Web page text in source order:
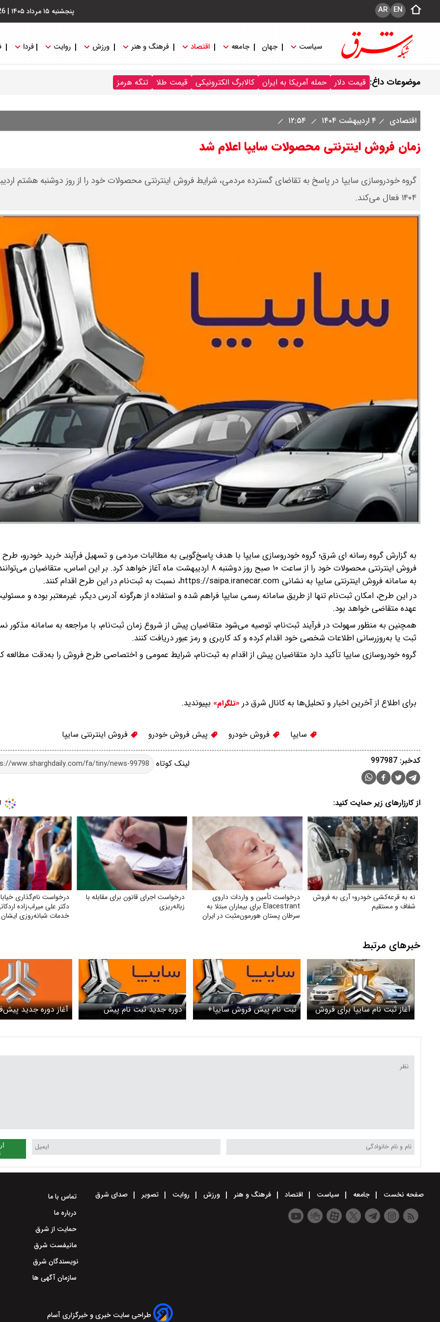
پنجشنبه ۱۵ مرداد ۱۴۰۵ | EN
AR
سیاست جهان جامعه اقتصاد فرهنگ و هنر ورزش روایت فردا
موضوعات داغ: قیمت دلار حمله آمریکا به ایران کالابرگ الکترونیکی قیمت طلا تنگه هرمز
اقتصادی ۴ اردیبهشت ۱۴۰۴
زمان فروش اینترنتی محصولات سایپا اعلام شد
گروه خودروسازی سایپا در پاسخ به تقاضای گسترده مردمی، شرایط فروش اینترنتی محصولات خود را از روز دوشنبه هشتم
۱۴۰۴ فعال می‌کند.
به گزارش گروه رسانه ای شرق؛ گروه خودروسازی سایپا با هدف پاسخ‌گویی به مطالبات مردمی و تسهیل فرآیند خرید خودرو،
فروش اینترنتی محصولات خود را از ساعت ۱۰ صبح روز دوشنبه ۸ اردیبهشت ماه آغاز خواهد کرد.
بر این اساس، متقاضیان
به سامانه فروش اینترنتی سایپا به نشانی https://saipa.iranecar.com، نسبت به ثبت‌نام در این طرح اقدام کنند.
در این طرح، امکان ثبت‌نام تنها از طریق سامانه رسمی سایپا فراهم شده و استفاده از هرگونه آدرس دیگر، غیرمعتبر بوده و
عهده متقاضی خواهد بود.
همچنین به منظور سهولت در فرآیند ثبت‌نام، توصیه می‌شود متقاضیان پیش از شروع زمان ثبت‌نام، با مراجعه به سامانه مذکور
ثبت یا به‌روزرسانی اطلاعات شخصی خود اقدام کرده و کد کاربری و رمز عبور دریافت کنند.
گروه خودروسازی سایپا تأکید دارد متقاضیان پیش از اقدام به ثبت‌نام، شرایط عمومی و اختصاصی طرح فروش را به‌دقت مطالعه
برای اطلاع از آخرین اخبار و تحلیل‌ها به کانال شرق در «تلگرام» بپیوندید.
سایپا فروش خودرو پیش فروش خودرو فروش اینترنتی سایپا
لینک کوتاه کدخبر: 997987
از کارزارهای زیر حمایت کنید:
نه به قرعه‌کشی خودرو؛ آری به فروش
شفاف و مستقیم
درخواست تأمین و واردات داروی
Elacestrant برای بیماران مبتلا به
سرطان پستان هورمون‌مثبت در ایران
درخواست اجرای قانون برای مقابله با
زباله‌ریزی
درخواست نام‌گذاری
دکتر علی میراب‌زاده
خدمات شبانه‌روزی ایشان
خبرهای مرتبط
آغاز ثبت نام سایپا برای فروش
خودرو در سال ۱۴۰۴+ لینک
ثبت نام پیش فروش سایپا+
جزئیات
دوره جدید ثبت نام پیش
فروش سایپا+ جزئیات
آغاز دوره جدید
سایپا+ لینک ثبت‌نام
صفحه نخست جامعه سیاست اقتصاد فرهنگ و هنر ورزش روایت تصویر صدای شرق
تماس با ما
درباره ما
حمایت از شرق
مانیفست شرق
نویسندگان شرق
سازمان آگهی ها
طراحی سایت خبری و خبرگزاری آسام